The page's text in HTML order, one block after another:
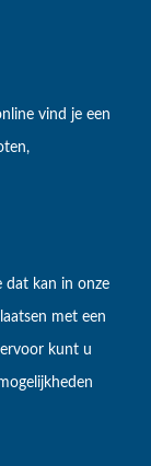
vind je een
dat kan in onze
met een
kunt u